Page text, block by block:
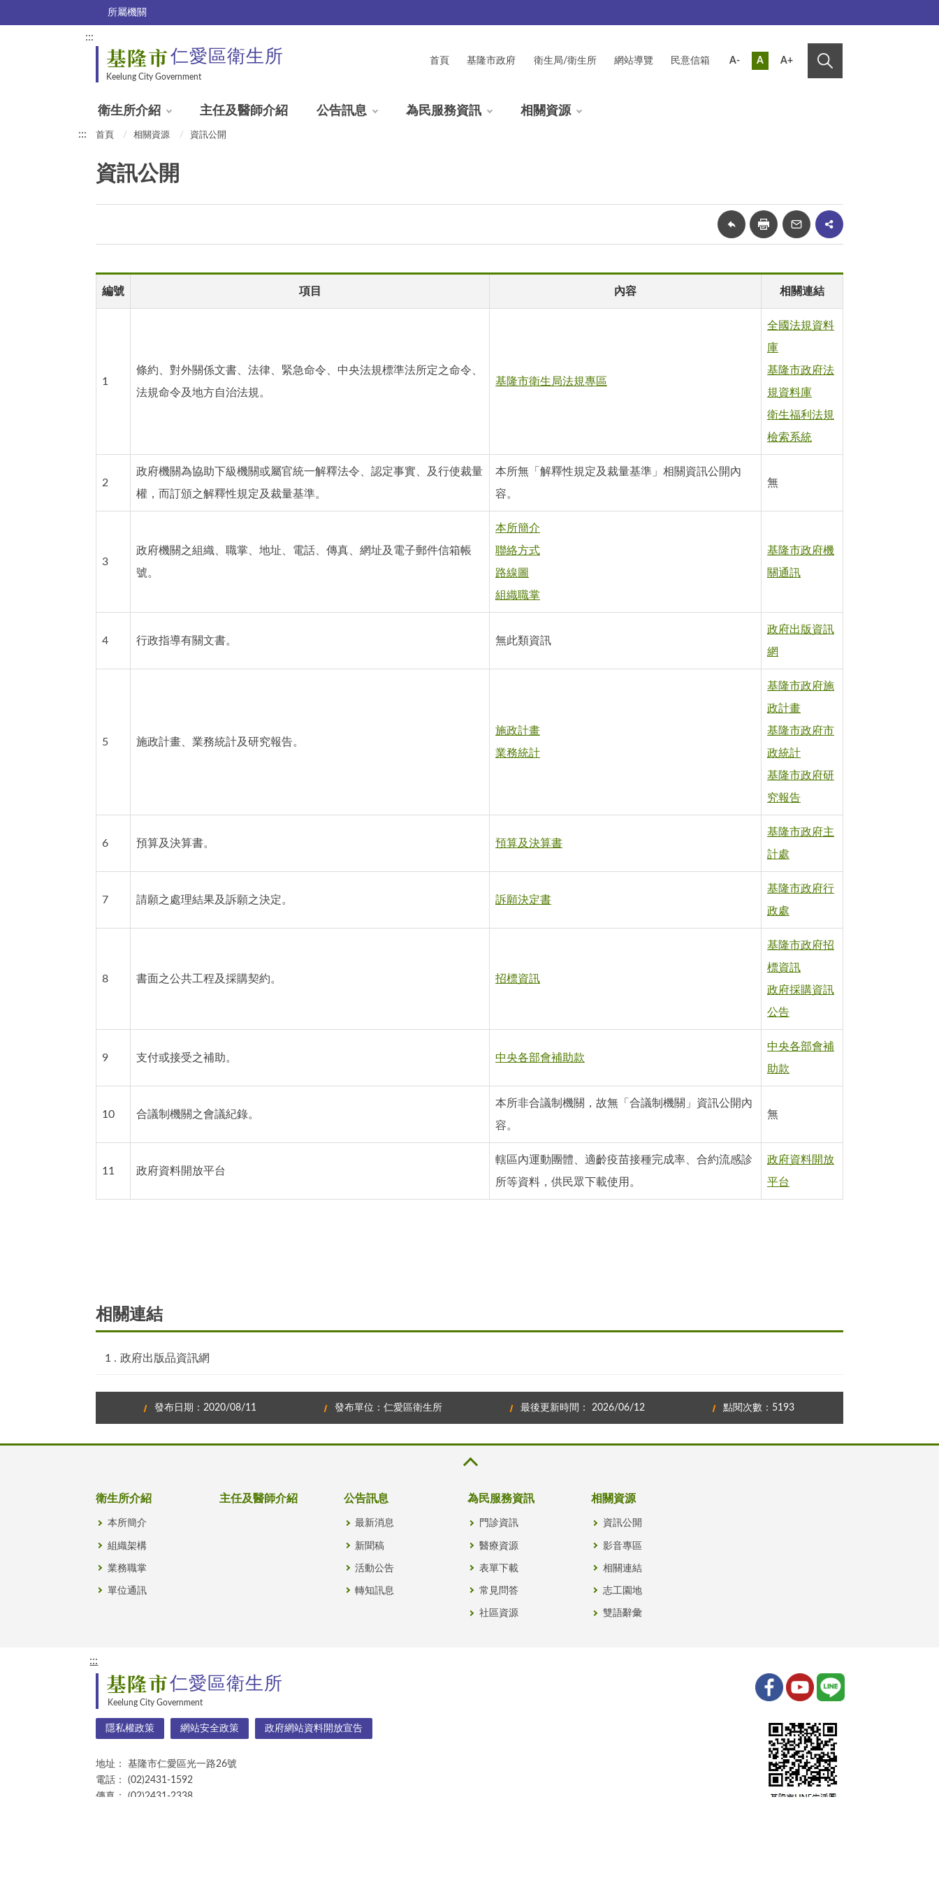
所屬機關
:::
基隆市仁愛區衛生所
Keelung City Government
首頁 基隆市政府 衛生局/衛生所 網站導覽 民意信箱 A- A A+
衛生所介紹 主任及醫師介紹 公告訊息 為民服務資訊 相關資源
::: 首頁 相關資源 資訊公開
資訊公開
編號 項目 內容 相關連結
1
條約、對外關係文書、法律、緊急命令、中央法規標準法所定之命令、
法規命令及地方自治法規。
基隆市衛生局法規專區
全國法規資料
庫
基隆市政府法
規資料庫
衛生福利法規
檢索系統
2
政府機關為協助下級機關或屬官統一解釋法令、認定事實、及行使裁量
權，而訂頒之解釋性規定及裁量基準。
本所無「解釋性規定及裁量基準」相關資訊公開內
容。
無
3
政府機關之組織、職掌、地址、電話、傳真、網址及電子郵件信箱帳
號。
本所簡介
聯絡方式
路線圖
組織職掌
基隆市政府機
關通訊
4 行政指導有關文書。 無此類資訊
政府出版資訊
網
5 施政計畫、業務統計及研究報告。
施政計畫
業務統計
基隆市政府施
政計畫
基隆市政府市
政統計
基隆市政府研
究報告
6 預算及決算書。 預算及決算書
基隆市政府主
計處
7 請願之處理結果及訴願之決定。 訴願決定書
基隆市政府行
政處
8 書面之公共工程及採購契約。 招標資訊
基隆市政府招
標資訊
政府採購資訊
公告
9 支付或接受之補助。 中央各部會補助款
中央各部會補
助款
10 合議制機關之會議紀錄。
本所非合議制機關，故無「合議制機關」資訊公開內
容。
無
11 政府資料開放平台
轄區內運動團體、適齡疫苗接種完成率、合約流感診
所等資料，供民眾下載使用。
政府資料開放
平台
相關連結
政府出版品資訊網
發布日期：2020/08/11 發布單位：仁愛區衛生所 最後更新時間： 2026/06/12 點閱次數：5193
衛生所介紹
本所簡介
組織架構
業務職掌
單位通訊
主任及醫師介紹 公告訊息
最新消息
新聞稿
活動公告
轉知訊息
為民服務資訊
門診資訊
醫療資源
表單下載
常見問答
社區資源
相關資源
資訊公開
影音專區
相關連結
志工園地
雙語辭彙
:::
基隆市仁愛區衛生所
Keelung City Government
隱私權政策 網站安全政策 政府網站資料開放宣告
地址：
基隆市仁愛區光一路26號
電話：
(02)2431-1592
傳真：
(02)2431-2338